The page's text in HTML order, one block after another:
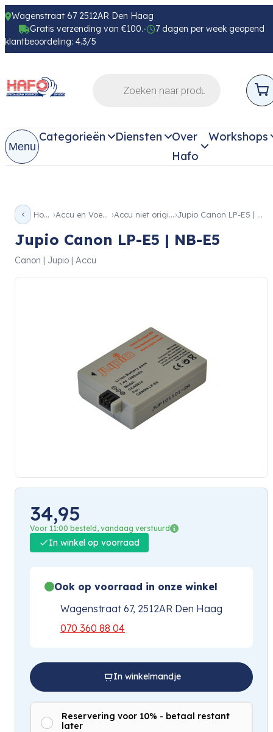
Wagenstraat 67 2512AR Den Haag
Gratis verzending van €100.-
7 dagen per week geopend
klantbeoordeling: 4.3/5
Menu
Categorieën Diensten
Over
Hafo
Workshops
Home Accu en Voeding Accu niet origineel Jupio Canon LP-E5 | NB-E5
Jupio Canon LP-E5 | NB-E5
Canon | Jupio | Accu
34,95
Voor 11:00 besteld, vandaag verstuurd
In winkel op voorraad
Ook op voorraad in onze winkel
Wagenstraat 67, 2512AR Den Haag
070 360 88 04
In winkelmandje
Reservering voor 10% - betaal restant
later